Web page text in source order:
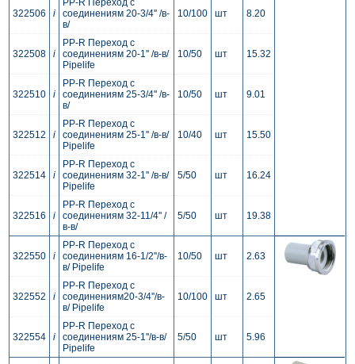
322506 i
PP-R Переход c
соединениям 20-3/4'' /в-
в/
10/100 шт 8.20
322508 i
PP-R Переход c
соединениям 20-1'' /в-в/
Pipelife
10/50 шт 15.32
322510 i
PP-R Переход c
соединениям 25-3/4'' /в-
в/
10/50 шт 9.01
322512 i
PP-R Переход c
соединениям 25-1'' /в-в/
Pipelife
10/40 шт 15.50
322514 i
PP-R Переход c
соединениям 32-1'' /в-в/
Pipelife
5/50 шт 16.24
322516 i
PP-R Переход c
соединениям 32-11/4'' /
в-в/
5/50 шт 19.38
322550 i
PP-R Переход c
соединениям 16-1/2''/в-
в/ Pipelife
10/50 шт 2.63
322552 i
PP-R Переход c
соединениям20-3/4''/в-
в/ Pipelife
10/100 шт 2.65
322554 i
PP-R Переход c
соединениям 25-1''/в-в/
Pipelife
5/50 шт 5.96